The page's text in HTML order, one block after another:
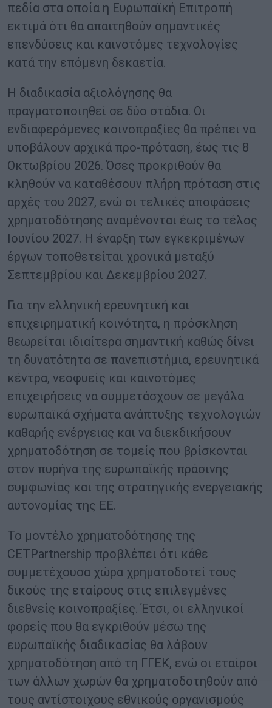
πεδία στα οποία η Ευρωπαϊκή Επιτροπή
εκτιμά ότι θα απαιτηθούν σημαντικές
επενδύσεις και καινοτόμες τεχνολογίες
κατά την επόμενη δεκαετία.
Η διαδικασία αξιολόγησης θα
πραγματοποιηθεί σε δύο στάδια. Οι
ενδιαφερόμενες κοινοπραξίες θα πρέπει να
υποβάλουν αρχικά προ-πρόταση, έως τις 8
Οκτωβρίου 2026. Όσες προκριθούν θα
κληθούν να καταθέσουν πλήρη πρόταση στις
αρχές του 2027, ενώ οι τελικές αποφάσεις
χρηματοδότησης αναμένονται έως το τέλος
Ιουνίου 2027. Η έναρξη των εγκεκριμένων
έργων τοποθετείται χρονικά μεταξύ
Σεπτεμβρίου και Δεκεμβρίου 2027.
Για την ελληνική ερευνητική και
επιχειρηματική κοινότητα, η πρόσκληση
θεωρείται ιδιαίτερα σημαντική καθώς δίνει
τη δυνατότητα σε πανεπιστήμια, ερευνητικά
κέντρα, νεοφυείς και καινοτόμες
επιχειρήσεις να συμμετάσχουν σε μεγάλα
ευρωπαϊκά σχήματα ανάπτυξης τεχνολογιών
καθαρής ενέργειας και να διεκδικήσουν
χρηματοδότηση σε τομείς που βρίσκονται
στον πυρήνα της ευρωπαϊκής πράσινης
συμφωνίας και της στρατηγικής ενεργειακής
αυτονομίας της ΕΕ.
Το μοντέλο χρηματοδότησης της
CETPartnership προβλέπει ότι κάθε
συμμετέχουσα χώρα χρηματοδοτεί τους
δικούς της εταίρους στις επιλεγμένες
διεθνείς κοινοπραξίες. Έτσι, οι ελληνικοί
φορείς που θα εγκριθούν μέσω της
ευρωπαϊκής διαδικασίας θα λάβουν
χρηματοδότηση από τη ΓΓΕΚ, ενώ οι εταίροι
των άλλων χωρών θα χρηματοδοτηθούν από
τους αντίστοιχους εθνικούς οργανισμούς